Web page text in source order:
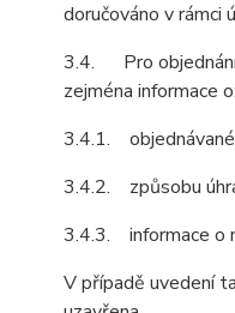
doručováno v rámci
3.4. Pro objednání
zejména informace o:
3.4.1.
3.4.2. způsobu
3.4.3. informace o
V případě uvedení